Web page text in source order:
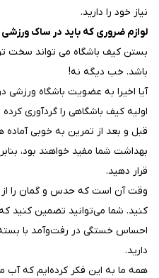
نیاز خود را دارید.
لوازم ضروری که باید در ساک
بستن کیف باشگاه می تواند سخت
باشد. خب دیگه نه!
آیا اخیرا به عضویت باشگاه ورزشی
اولیه کیف باشگاهی را گردآوری
قبل و بعد از تمرین به خوبی آماده
بهداشت شما مفید خواهند بود،
قرار دهید.
وقت آن است که حدس و گمان را
کنید. شما می‌توانید تضمین کنید
احساس خستگی در رفت‌وآمد با
دارید.
همه ما به این فکر کرده‌ایم که آب